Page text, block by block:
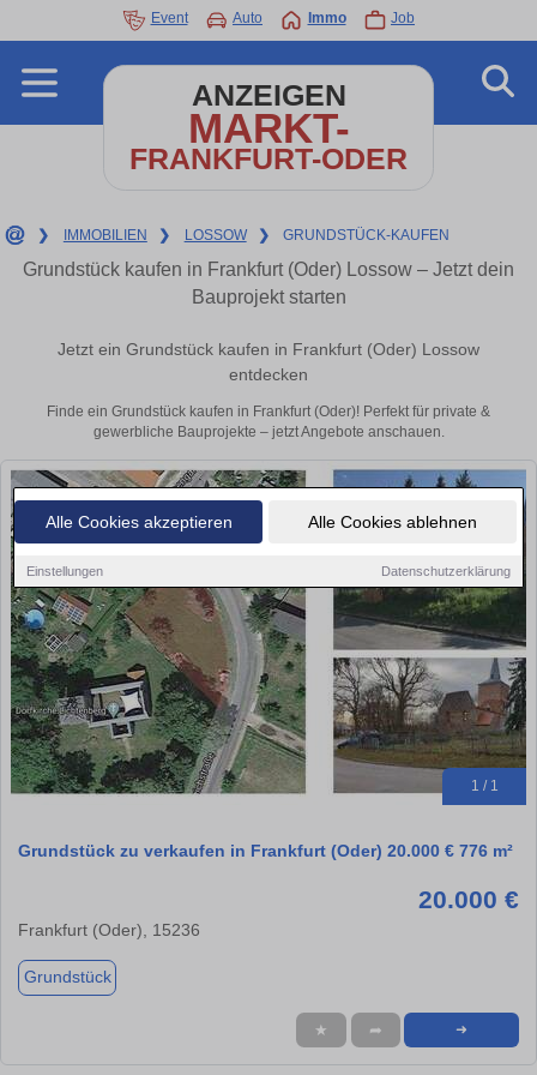
Alle Cookies akzeptieren Alle Cookies ablehnen
Einstellungen Datenschutzerklärung
Event Auto Immo Job
ANZEIGEN
MARKT-
FRANKFURT-ODER
❯ IMMOBILIEN ❯ LOSSOW ❯ GRUNDSTÜCK-KAUFEN
Grundstück kaufen in Frankfurt (Oder) Lossow – Jetzt dein
Bauprojekt starten
Jetzt ein Grundstück kaufen in Frankfurt (Oder) Lossow
entdecken
Finde ein Grundstück kaufen in Frankfurt (Oder)! Perfekt für private &
gewerbliche Bauprojekte – jetzt Angebote anschauen.
1 / 1
Grundstück zu verkaufen in Frankfurt (Oder) 20.000 € 776 m²
20.000 €
Frankfurt (Oder), 15236
Grundstück
★ ➦ ➜